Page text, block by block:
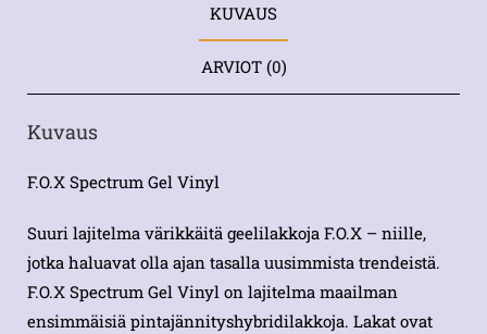
KUVAUS
ARVIOT (0)
Kuvaus
F.O.X Spectrum Gel Vinyl
Suuri lajitelma värikkäitä geelilakkoja F.O.X – niille,
jotka haluavat olla ajan tasalla uusimmista trendeistä.
F.O.X Spectrum Gel Vinyl on lajitelma maailman
ensimmäisiä pintajännityshybridilakkoja. Lakat ovat